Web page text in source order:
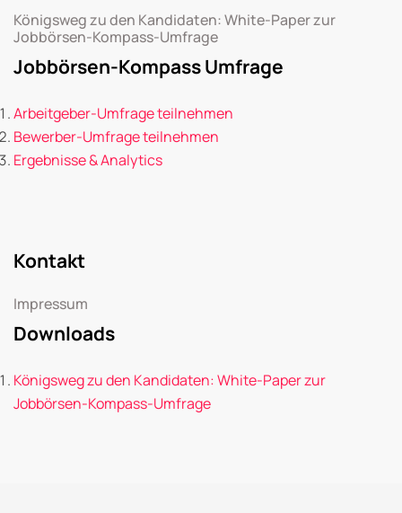
Königsweg zu den Kandidaten: White-Paper zur
Jobbörsen-Kompass-Umfrage
Jobbörsen-Kompass Umfrage
Arbeitgeber-Umfrage teilnehmen
Bewerber-Umfrage teilnehmen
Ergebnisse & Analytics
Kontakt
Impressum
Downloads
Königsweg zu den Kandidaten: White-Paper zur
Jobbörsen-Kompass-Umfrage